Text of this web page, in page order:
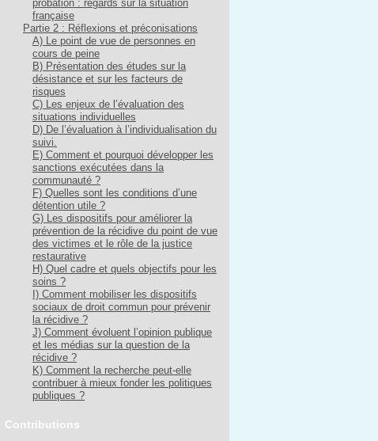
probation : regards sur la situation
française
Partie 2 : Réflexions et préconisations
A) Le point de vue de personnes en
cours de peine
B) Présentation des études sur la
désistance et sur les facteurs de
risques
C) Les enjeux de l’évaluation des
situations individuelles
D) De l’évaluation à l’individualisation du
suivi.
E) Comment et pourquoi développer les
sanctions exécutées dans la
communauté ?
F) Quelles sont les conditions d’une
détention utile ?
G) Les dispositifs pour améliorer la
prévention de la récidive du point de vue
des victimes et le rôle de la justice
restaurative
H) Quel cadre et quels objectifs pour les
soins ?
I) Comment mobiliser les dispositifs
sociaux de droit commun pour prévenir
la récidive ?
J) Comment évoluent l’opinion publique
et les médias sur la question de la
récidive ?
K) Comment la recherche peut-elle
contribuer à mieux fonder les politiques
publiques ?
Contributions